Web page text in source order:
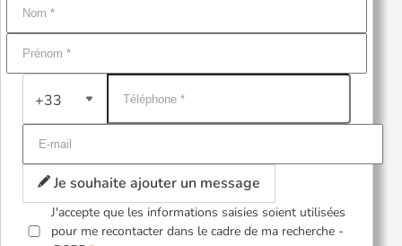
+33
Je souhaite ajouter un message
J'accepte que les informations saisies soient utilisées
pour me recontacter dans le cadre de ma recherche -